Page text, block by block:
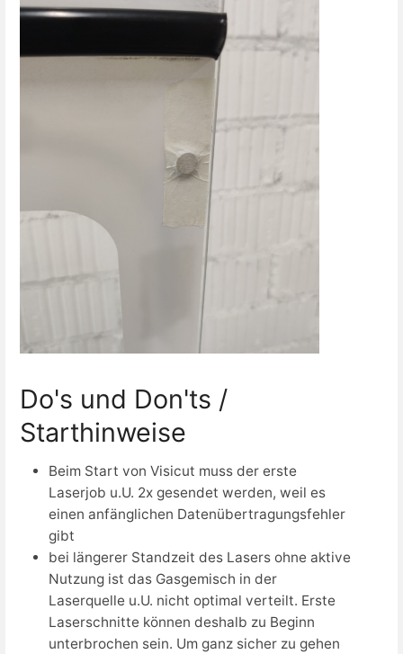
Do's und Don'ts /
Starthinweise
Beim Start von Visicut muss der erste
Laserjob u.U. 2x gesendet werden, weil es
einen anfänglichen Datenübertragungsfehler
gibt
bei längerer Standzeit des Lasers ohne aktive
Nutzung ist das Gasgemisch in der
Laserquelle u.U. nicht optimal verteilt. Erste
Laserschnitte können deshalb zu Beginn
unterbrochen sein. Um ganz sicher zu gehen